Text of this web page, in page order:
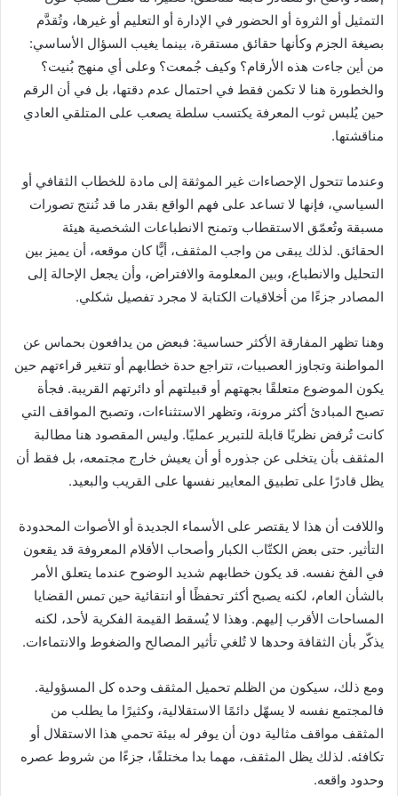
التمثيل أو الثروة أو الحضور في الإدارة أو التعليم أو غيرها، وتُقدَّم
بصيغة الجزم وكأنها حقائق مستقرة، بينما يغيب السؤال الأساسي:
من أين جاءت هذه الأرقام؟ وكيف جُمعت؟ وعلى أي منهج بُنيت؟
والخطورة هنا لا تكمن فقط في احتمال عدم دقتها، بل في أن الرقم
حين يُلبس ثوب المعرفة يكتسب سلطة يصعب على المتلقي العادي
مناقشتها.
وعندما تتحول الإحصاءات غير الموثقة إلى مادة للخطاب الثقافي أو
السياسي، فإنها لا تساعد على فهم الواقع بقدر ما قد تُنتج تصورات
مسبقة وتُعمّق الاستقطاب وتمنح الانطباعات الشخصية هيئة
الحقائق. لذلك يبقى من واجب المثقف، أيًّا كان موقعه، أن يميز بين
التحليل والانطباع، وبين المعلومة والافتراض، وأن يجعل الإحالة إلى
المصادر جزءًا من أخلاقيات الكتابة لا مجرد تفصيل شكلي.
وهنا تظهر المفارقة الأكثر حساسية: فبعض من يدافعون بحماس عن
المواطنة وتجاوز العصبيات، تتراجع حدة خطابهم أو تتغير قراءتهم حين
يكون الموضوع متعلقًا بجهتهم أو قبيلتهم أو دائرتهم القريبة. فجأة
تصبح المبادئ أكثر مرونة، وتظهر الاستثناءات، وتصبح المواقف التي
كانت تُرفض نظريًا قابلة للتبرير عمليًا. وليس المقصود هنا مطالبة
المثقف بأن يتخلى عن جذوره أو أن يعيش خارج مجتمعه، بل فقط أن
يظل قادرًا على تطبيق المعايير نفسها على القريب والبعيد.
واللافت أن هذا لا يقتصر على الأسماء الجديدة أو الأصوات المحدودة
التأثير. حتى بعض الكتّاب الكبار وأصحاب الأقلام المعروفة قد يقعون
في الفخ نفسه. قد يكون خطابهم شديد الوضوح عندما يتعلق الأمر
بالشأن العام، لكنه يصبح أكثر تحفظًا أو انتقائية حين تمس القضايا
المساحات الأقرب إليهم. وهذا لا يُسقط القيمة الفكرية لأحد، لكنه
يذكّر بأن الثقافة وحدها لا تُلغي تأثير المصالح والضغوط والانتماءات.
ومع ذلك، سيكون من الظلم تحميل المثقف وحده كل المسؤولية.
فالمجتمع نفسه لا يسهّل دائمًا الاستقلالية، وكثيرًا ما يطلب من
المثقف مواقف مثالية دون أن يوفر له بيئة تحمي هذا الاستقلال أو
تكافئه. لذلك يظل المثقف، مهما بدا مختلفًا، جزءًا من شروط عصره
وحدود واقعه.